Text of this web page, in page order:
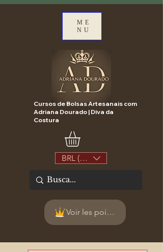
ME
NU
Cursos de Bolsas Artesanais com
Adriana Dourado | Diva da
Costura
BRL (R$)
Voir les points